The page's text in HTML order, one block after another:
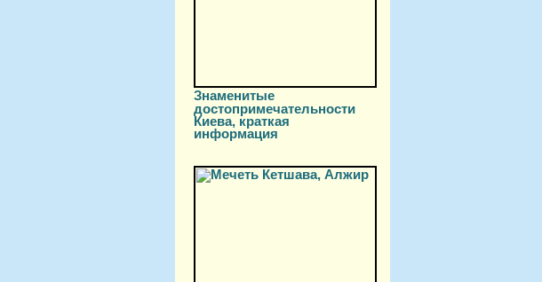
Знаменитые
достопримечательности
Киева, краткая
информация